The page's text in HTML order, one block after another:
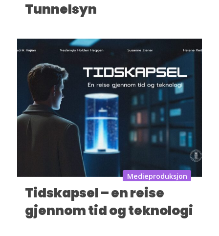
Tunnelsyn
Medieproduksjon
Tidskapsel – en reise
gjennom tid og teknologi